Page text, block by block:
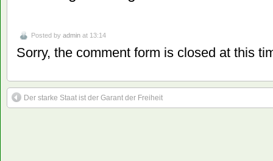
Posted by admin at 13:14
Sorry, the comment form is closed at this
Der starke Staat ist der Garant der Freiheit